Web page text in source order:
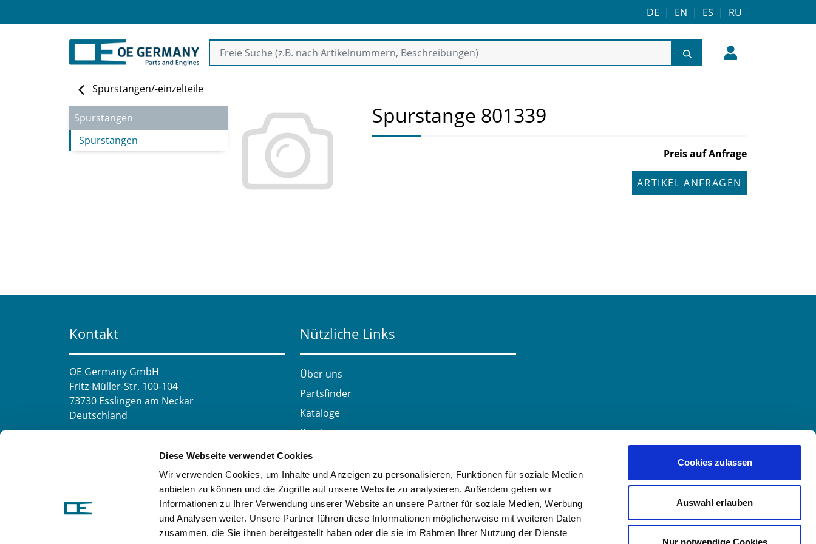
Diese Webseite verwendet Cookies
Wir verwenden Cookies, um Inhalte und Anzeigen zu personalisieren, Funktionen für soziale Medien
anbieten zu können und die Zugriffe auf unsere Website zu analysieren. Außerdem geben wir
Informationen zu Ihrer Verwendung unserer Website an unsere Partner für soziale Medien, Werbung
und Analysen weiter. Unsere Partner führen diese Informationen möglicherweise mit weiteren Daten
zusammen, die Sie ihnen bereitgestellt haben oder die sie im Rahmen Ihrer Nutzung der Dienste
Cookies zulassen
Auswahl erlauben
Nur notwendige Cookies
DE | EN | ES | RU
Spurstangen/-einzelteile
Spurstangen
Spurstangen
Spurstange 801339
Preis auf Anfrage
ARTIKEL ANFRAGEN
Kontakt
OE Germany GmbH
Fritz-Müller-Str. 100-104​
73730 Esslingen am Neckar​
Deutschland
Mo-Fr 8:00-16:00 Uhr
+49 711 6276980
Telefax:
+49 711 62769851
Nützliche Links
Über uns
Partsfinder
Kataloge
Karriere
Kontakt